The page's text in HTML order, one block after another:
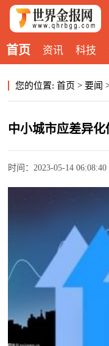
首页 资讯 科技
您的位置: 首页 > 要闻
中小城市应差异
时间：2023-05-14 06:08:40